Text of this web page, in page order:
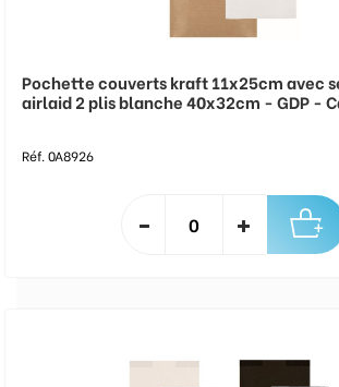
Pochette couverts kraft 11x25cm avec
airlaid 2 plis blanche 40x32cm - GDP -
Réf. 0A8926